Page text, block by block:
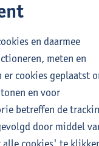
en communicatie
en daarmee
meten en
cookies geplaatst
en voor
betreffen de
door middel
alle cookies' te